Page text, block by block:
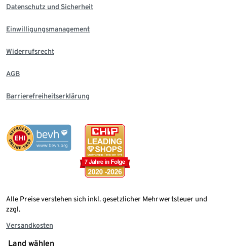
Datenschutz und Sicherheit
Einwilligungsmanagement
Widerrufsrecht
AGB
Barrierefreiheitserklärung
Alle Preise verstehen sich inkl. gesetzlicher Mehrwertsteuer und
zzgl.
Versandkosten
Land wählen